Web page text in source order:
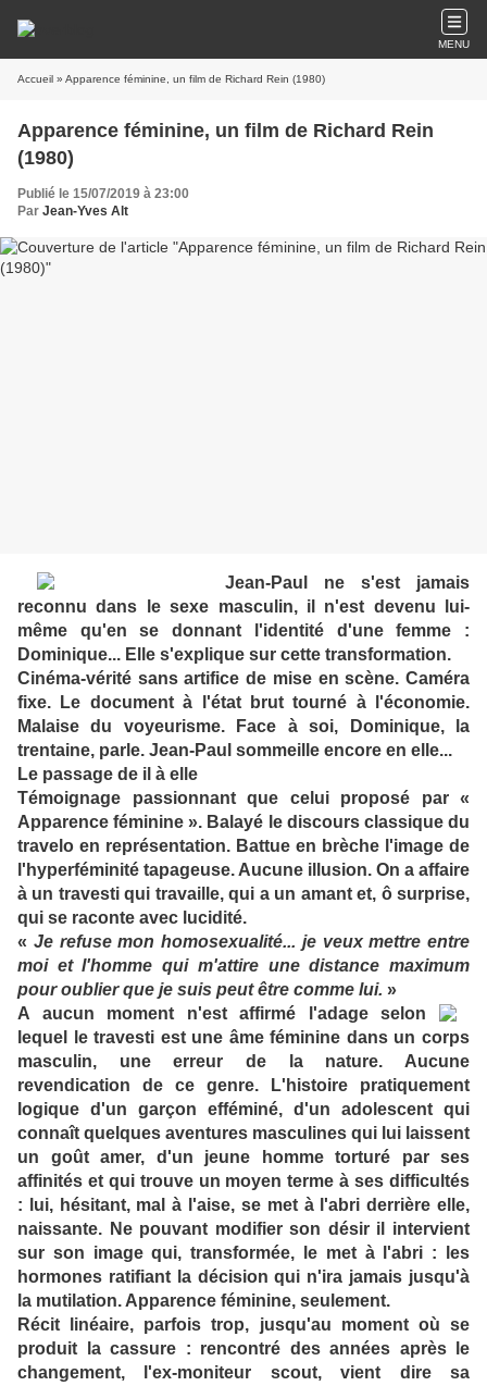
MENU
Accueil » Apparence féminine, un film de Richard Rein (1980)
Apparence féminine, un film de Richard Rein
(1980)
Publié le 15/07/2019 à 23:00
Par Jean-Yves Alt
Jean-Paul ne s'est jamais
reconnu dans le sexe masculin, il n'est devenu lui-
même qu'en se donnant l'identité d'une femme :
Dominique... Elle s'explique sur cette transformation.
Cinéma-vérité sans artifice de mise en scène. Caméra
fixe. Le document à l'état brut tourné à l'économie.
Malaise du voyeurisme. Face à soi, Dominique, la
trentaine, parle. Jean-Paul sommeille encore en elle...
Le passage de il à elle
Témoignage passionnant que celui proposé par «
Apparence féminine ». Balayé le discours classique du
travelo en représentation. Battue en brèche l'image de
l'hyperféminité tapageuse. Aucune illusion. On a affaire
à un travesti qui travaille, qui a un amant et, ô surprise,
qui se raconte avec lucidité.
« Je refuse mon homosexualité... je veux mettre entre
moi et l'homme qui m'attire une distance maximum
pour oublier que je suis peut être comme lui. »
A aucun moment n'est affirmé l'adage selon
lequel le travesti est une âme féminine dans un corps
masculin, une erreur de la nature. Aucune
revendication de ce genre. L'histoire pratiquement
logique d'un garçon efféminé, d'un adolescent qui
connaît quelques aventures masculines qui lui laissent
un goût amer, d'un jeune homme torturé par ses
affinités et qui trouve un moyen terme à ses difficultés
: lui, hésitant, mal à l'aise, se met à l'abri derrière elle,
naissante. Ne pouvant modifier son désir il intervient
sur son image qui, transformée, le met à l'abri : les
hormones ratifiant la décision qui n'ira jamais jusqu'à
la mutilation. Apparence féminine, seulement.
Récit linéaire, parfois trop, jusqu'au moment où se
produit la cassure : rencontré des années après le
changement, l'ex-moniteur scout, vient dire sa